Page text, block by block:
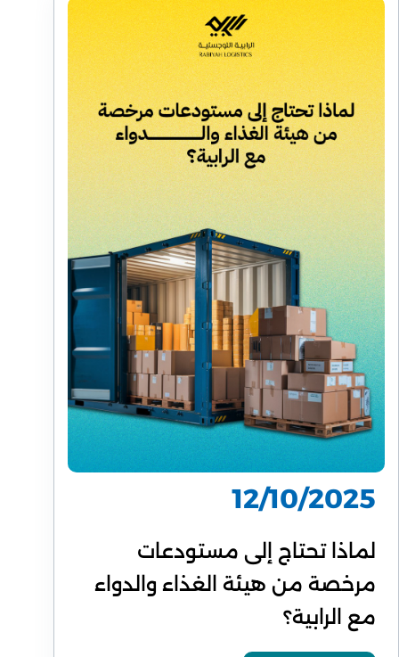
12/10/2025
لماذا تحتاج إلى مستودعات
مرخصة من هيئة الغذاء والدواء
مع الرابية؟